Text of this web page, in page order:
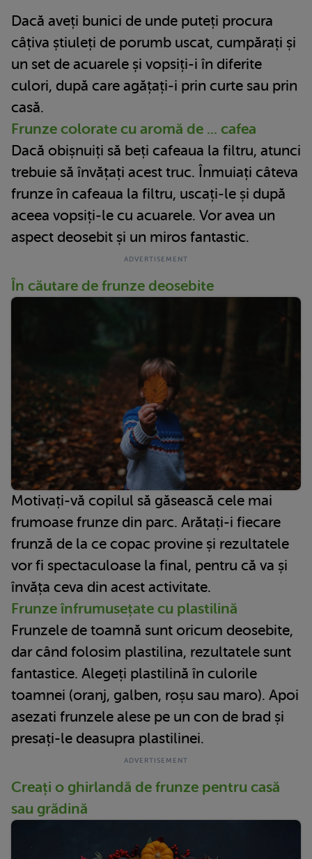
Dacă aveți bunici de unde puteți procura
câțiva știuleți de porumb uscat, cumpărați și
un set de acuarele și vopsiți-i în diferite
culori, după care agățați-i prin curte sau prin
casă.
Frunze colorate cu aromă de ... cafea
Dacă obișnuiți să beți cafeaua la filtru, atunci
trebuie să învățați acest truc. Înmuiați câteva
frunze în cafeaua la filtru, uscați-le și după
aceea vopsiți-le cu acuarele. Vor avea un
aspect deosebit și un miros fantastic.
În căutare de frunze deosebite
Motivați-vă copilul să găsească cele mai
frumoase frunze din parc. Arătați-i fiecare
frunză de la ce copac provine și rezultatele
vor fi spectaculoase la final, pentru că va și
învăța ceva din acest activitate.
Frunze înfrumusețate cu plastilină
Frunzele de toamnă sunt oricum deosebite,
dar când folosim plastilina, rezultatele sunt
fantastice. Alegeți plastilină în culorile
toamnei (oranj, galben, roșu sau maro). Apoi
asezati frunzele alese pe un con de brad și
presați-le deasupra plastilinei.
Creați o ghirlandă de frunze pentru casă
sau grădină